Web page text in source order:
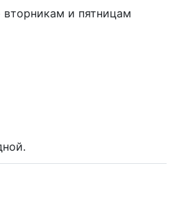
вторникам и пятницам